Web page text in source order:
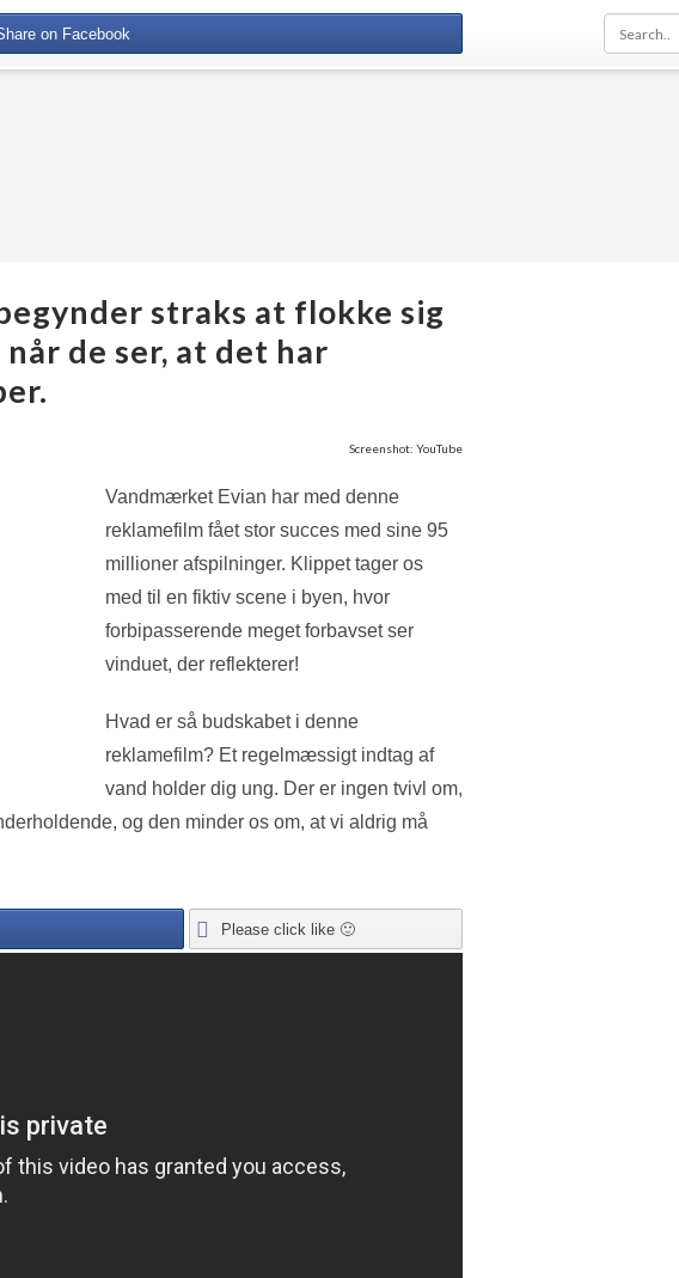
on Facebook
straks at flokke sig
de ser, at det har
Screenshot: YouTube
Vandmærket Evian har med denne
reklamefilm fået stor succes med sine 95
millioner afspilninger. Klippet tager os
med til en fiktiv scene i byen, hvor
forbipasserende meget forbavset ser
vinduet, der reflekterer!
Hvad er så budskabet i denne
reklamefilm? Et regelmæssigt indtag af
vand holder dig ung. Der er ingen tvivl om,
og den minder os om, at vi aldrig må
Please click like 🙂